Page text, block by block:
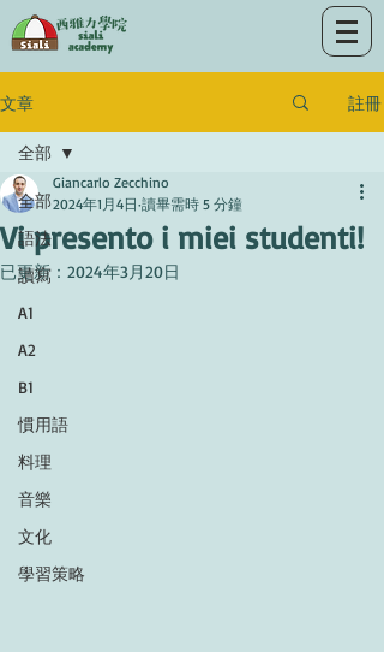
文章 註冊
全部
語法
讀寫
A1
A2
B1
慣用語
料理
音樂
文化
學習策略
全部
Vi presento i miei studenti!
Giancarlo Zecchino
2024年1月4日 讀畢需時 5 分鐘
已更新： 2024年3月20日